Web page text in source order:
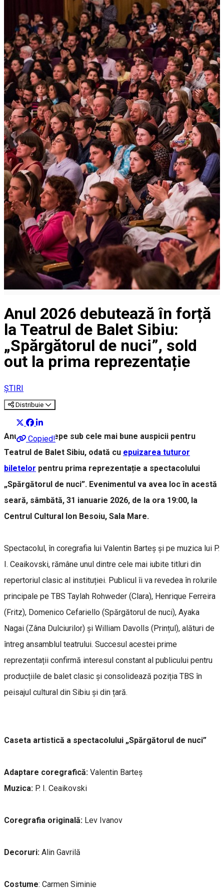
Anul 2026 debutează în forță
la Teatrul de Balet Sibiu:
„Spărgătorul de nuci”, sold
out la prima reprezentație
ȘTIRI
Distribuie
Copied!
Anul 2026 începe sub cele mai bune auspicii pentru
Teatrul de Balet Sibiu, odată cu epuizarea tuturor
biletelor pentru prima reprezentație a spectacolului
„Spărgătorul de nuci”. Evenimentul va avea loc în acestă
seară, sâmbătă, 31 ianuarie 2026, de la ora 19:00, la
Centrul Cultural Ion Besoiu, Sala Mare.
Spectacolul, în coregrafia lui Valentin Barteș și pe muzica lui P.
I. Ceaikovski, rămâne unul dintre cele mai iubite titluri din
repertoriul clasic al instituției. Publicul îi va revedea în rolurile
principale pe TBS Taylah Rohweder (Clara), Henrique Ferreira
(Fritz), Domenico Cefariello (Spărgătorul de nuci), Ayaka
Nagai (Zâna Dulciurilor) și William Davolls (Prințul), alături de
întreg ansamblul teatrului. Succesul acestei prime
reprezentații confirmă interesul constant al publicului pentru
producțiile de balet clasic și consolidează poziția TBS în
peisajul cultural din Sibiu și din țară.
Caseta artistică a spectacolului „Spărgătorul de nuci”
Adaptare coregrafică: Valentin Barteș
Muzica: P. I. Ceaikovski
Coregrafia originală: Lev Ivanov
Decoruri: Alin Gavrilă
Costume: Carmen Siminie